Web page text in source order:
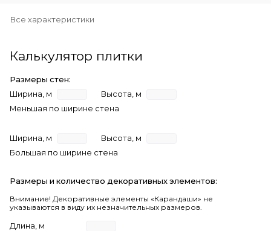
Все характеристики
Калькулятор плитки
Размеры стен:
Ширина, м
Высота, м
Меньшая по ширине стена
Ширина, м
Высота, м
Большая по ширине стена
Размеры и количество декоративных элементов:
Внимание! Декоративные элементы «Карандаши» не
указываются в виду их незначительных размеров.
Длина, м